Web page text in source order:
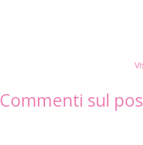
Commenti sul